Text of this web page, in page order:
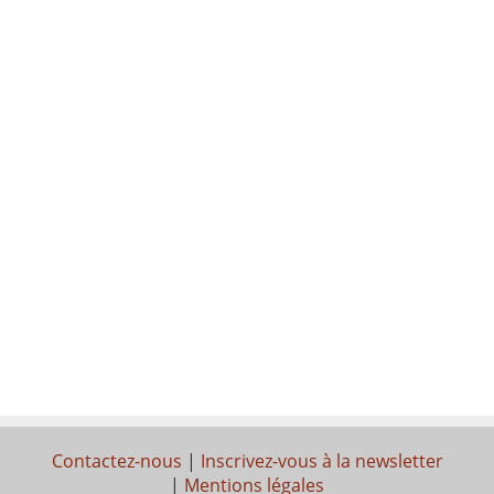
Contactez-nous | Inscrivez-vous à la newsletter
| Mentions légales